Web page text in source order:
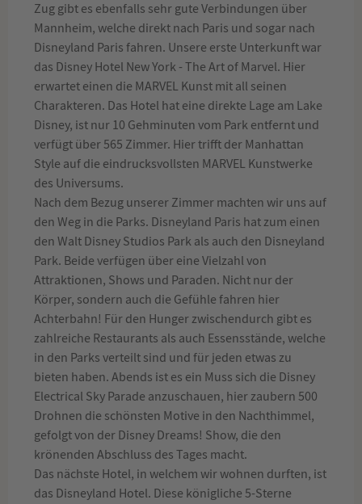
Zug gibt es ebenfalls sehr gute Verbindungen über
Mannheim, welche direkt nach Paris und sogar nach
Disneyland Paris fahren. Unsere erste Unterkunft war
das Disney Hotel New York - The Art of Marvel. Hier
erwartet einen die MARVEL Kunst mit all seinen
Charakteren. Das Hotel hat eine direkte Lage am Lake
Disney, ist nur 10 Gehminuten vom Park entfernt und
verfügt über 565 Zimmer. Hier trifft der Manhattan
Style auf die eindrucksvollsten MARVEL Kunstwerke
des Universums.
Nach dem Bezug unserer Zimmer machten wir uns auf
den Weg in die Parks. Disneyland Paris hat zum einen
den Walt Disney Studios Park als auch den Disneyland
Park. Beide verfügen über eine Vielzahl von
Attraktionen, Shows und Paraden. Nicht nur der
Körper, sondern auch die Gefühle fahren hier
Achterbahn! Für den Hunger zwischendurch gibt es
zahlreiche Restaurants als auch Essensstände, welche
in den Parks verteilt sind und für jeden etwas zu
bieten haben. Abends ist es ein Muss sich die Disney
Electrical Sky Parade anzuschauen, hier zaubern 500
Drohnen die schönsten Motive in den Nachthimmel,
gefolgt von der Disney Dreams! Show, die den
krönenden Abschluss des Tages macht.
Das nächste Hotel, in welchem wir wohnen durften, ist
das Disneyland Hotel. Diese königliche 5-Sterne